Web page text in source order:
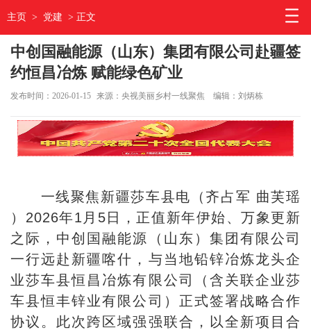
主页 > 党建 > 正文
中创国融能源（山东）集团有限公司赴疆签
约恒昌冶炼 赋能绿色矿业
发布时间：2026-01-15 来源：央视美丽乡村一线聚焦 编辑：刘炳栋
一线聚焦新疆莎车县电（齐占军 曲芙瑶
）2026年1月5日，正值新年伊始、万象更新
之际，中创国融能源（山东）集团有限公司
一行远赴新疆喀什，与当地铅锌冶炼龙头企
业莎车县恒昌冶炼有限公司（含关联企业莎
车县恒丰锌业有限公司）正式签署战略合作
协议。此次跨区域强强联合，以全新项目合